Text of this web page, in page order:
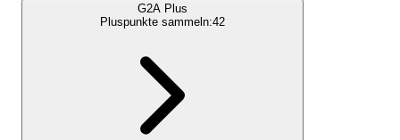
G2A Plus
Pluspunkte sammeln:42